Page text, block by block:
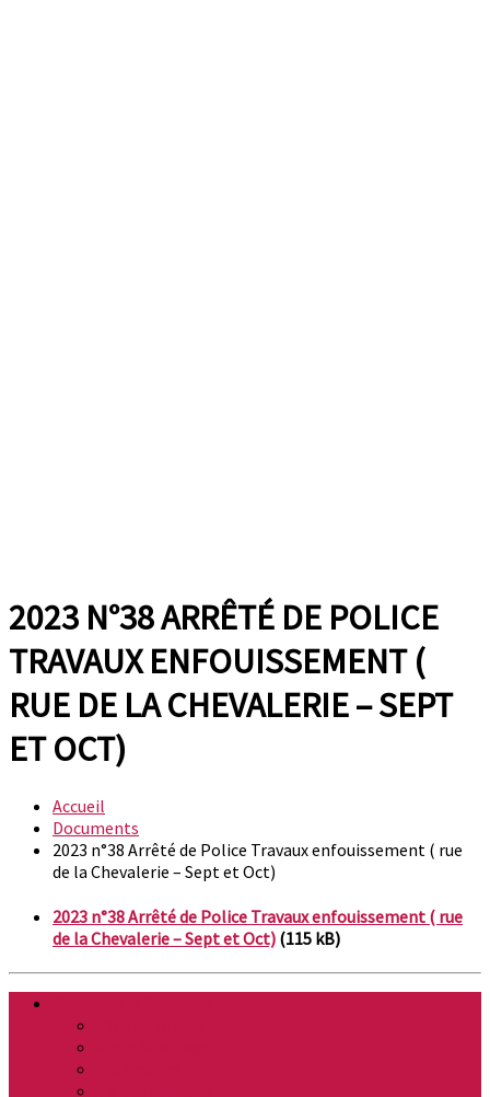
2023 N°38 ARRÊTÉ DE POLICE
TRAVAUX ENFOUISSEMENT (
RUE DE LA CHEVALERIE – SEPT
ET OCT)
Accueil
Documents
2023 n°38 Arrêté de Police Travaux enfouissement ( rue
de la Chevalerie – Sept et Oct)
2023 n°38 Arrêté de Police Travaux enfouissement ( rue
de la Chevalerie – Sept et Oct) (115 kB)